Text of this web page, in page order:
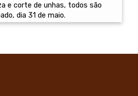
e corte de unhas, todos são
dia 31 de maio.